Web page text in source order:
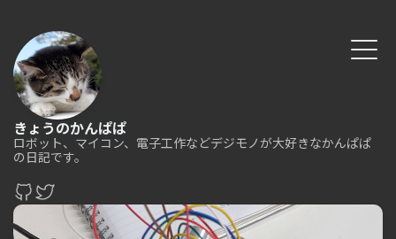
きょうのかんぱぱ
ロボット、マイコン、電子工作などデジモノが大好きなかんぱぱ
の日記です。